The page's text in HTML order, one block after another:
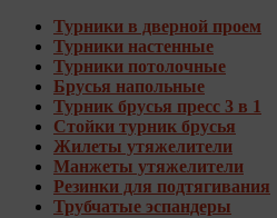
Турники в дверной проем
Турники настенные
Турники потолочные
Брусья напольные
Турник брусья пресс 3 в 1
Стойки турник брусья
Жилеты утяжелители
Манжеты утяжелители
Резинки для подтягивания
Трубчатые эспандеры